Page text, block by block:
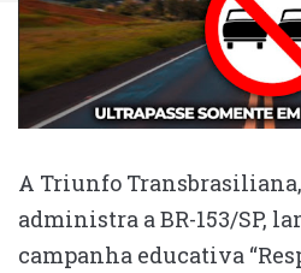
A Triunfo
administra a BR-153/SP,
campanha educativa